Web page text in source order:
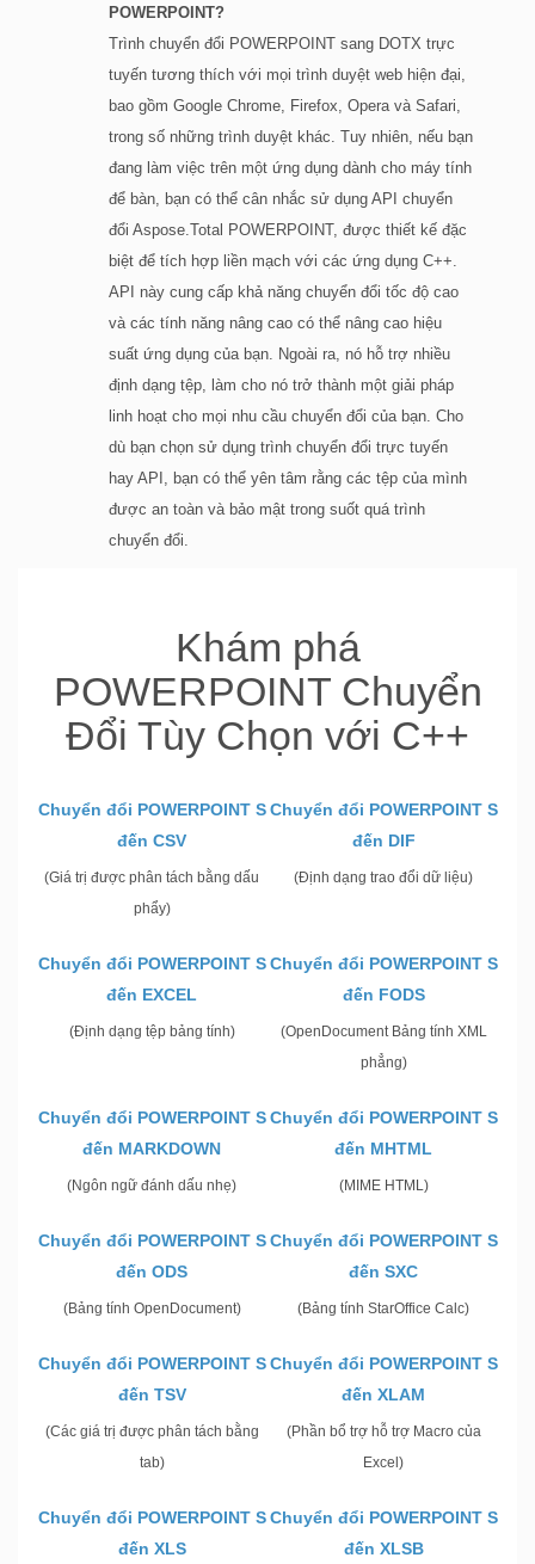
POWERPOINT?
Trình chuyển đổi POWERPOINT sang DOTX trực
tuyến tương thích với mọi trình duyệt web hiện đại,
bao gồm Google Chrome, Firefox, Opera và Safari,
trong số những trình duyệt khác. Tuy nhiên, nếu bạn
đang làm việc trên một ứng dụng dành cho máy tính
để bàn, bạn có thể cân nhắc sử dụng API chuyển
đổi Aspose.Total POWERPOINT, được thiết kế đặc
biệt để tích hợp liền mạch với các ứng dụng C++.
API này cung cấp khả năng chuyển đổi tốc độ cao
và các tính năng nâng cao có thể nâng cao hiệu
suất ứng dụng của bạn. Ngoài ra, nó hỗ trợ nhiều
định dạng tệp, làm cho nó trở thành một giải pháp
linh hoạt cho mọi nhu cầu chuyển đổi của bạn. Cho
dù bạn chọn sử dụng trình chuyển đổi trực tuyến
hay API, bạn có thể yên tâm rằng các tệp của mình
được an toàn và bảo mật trong suốt quá trình
chuyển đổi.
Khám phá
POWERPOINT Chuyển
Đổi Tùy Chọn với C++
Chuyển đổi POWERPOINT S
đến CSV
(Giá trị được phân tách bằng dấu
phẩy)
Chuyển đổi POWERPOINT S
đến DIF
(Định dạng trao đổi dữ liệu)
Chuyển đổi POWERPOINT S
đến EXCEL
(Định dạng tệp bảng tính)
Chuyển đổi POWERPOINT S
đến FODS
(OpenDocument Bảng tính XML
phẳng)
Chuyển đổi POWERPOINT S
đến MARKDOWN
(Ngôn ngữ đánh dấu nhẹ)
Chuyển đổi POWERPOINT S
đến MHTML
(MIME HTML)
Chuyển đổi POWERPOINT S
đến ODS
(Bảng tính OpenDocument)
Chuyển đổi POWERPOINT S
đến SXC
(Bảng tính StarOffice Calc)
Chuyển đổi POWERPOINT S
đến TSV
(Các giá trị được phân tách bằng
tab)
Chuyển đổi POWERPOINT S
đến XLAM
(Phần bổ trợ hỗ trợ Macro của
Excel)
Chuyển đổi POWERPOINT S
đến XLS
Chuyển đổi POWERPOINT S
đến XLSB